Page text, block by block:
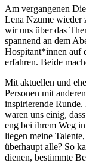
Am vergangenen
Lena Nzume wieder
wir uns über das
spannend an dem
Hospitant*innen auf
erfahren. Beide
Mit aktuellen und
Personen mit
inspirierende
waren uns einig,
eng bei ihrem Weg
liegen meine
überhaupt alle? So
dienen, bestimmte